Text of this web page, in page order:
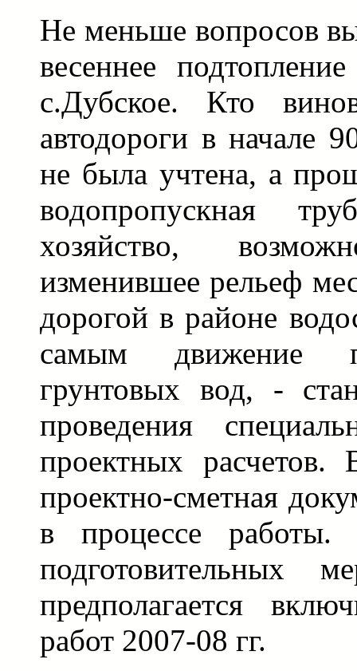
Не меньше вопросов
весеннее
с.Дубское. Кто
автодороги в начале
не была учтена, а
водопропускная
хозяйство,
изменившее рельеф
дорогой в районе
самым движение
грунтовых вод, -
проведения
проектных расчетов.
проектно-сметная
в процессе работы.
подготовительных
предполагается
работ 2007-08 гг.